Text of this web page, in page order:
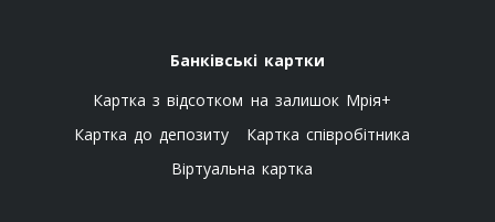
Банківські картки
Картка з відсотком на залишок Мрія+
Картка до депозиту
Картка співробітника
Віртуальна картка